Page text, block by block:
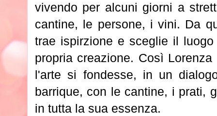
vivendo per alcuni giorni a
cantine, le persone, i vini. Da
trae ispirzione e sceglie il
propria creazione. Così
l'arte si fondesse, in un
barrique, con le cantine, i prati,
in tutta la sua essenza.